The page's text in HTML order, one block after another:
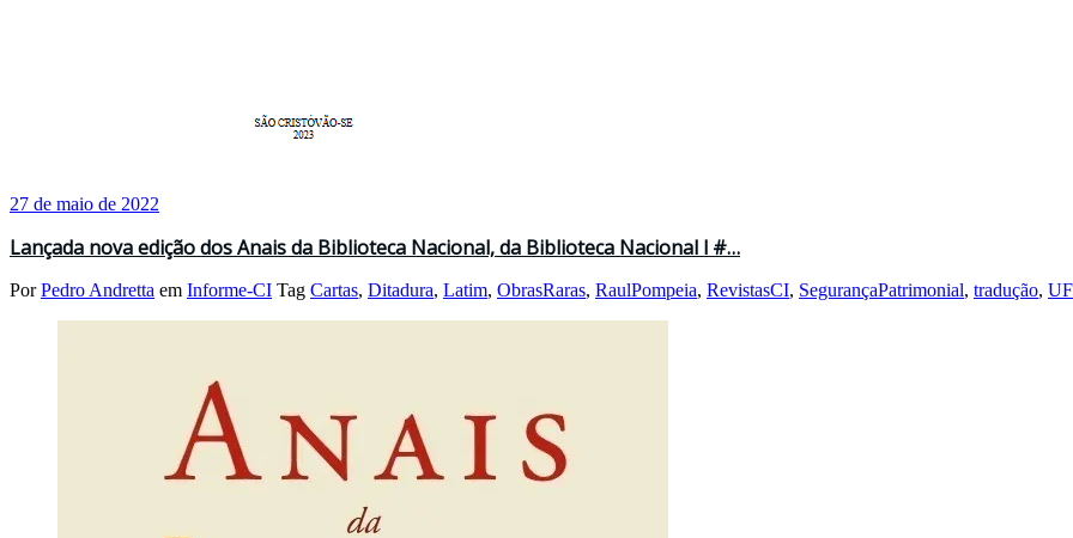
27 de maio de 2022
Lançada nova edição dos Anais da Biblioteca Nacional, da Biblioteca Nacional l #…
PorPedro Andretta em Informe-CI Tag Cartas, Ditadura, Latim, ObrasRaras, RaulPompeia, RevistasCI, SegurançaPatrimonial, tradução,